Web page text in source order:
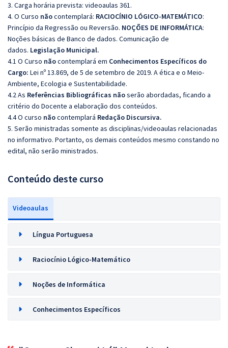
3. Carga horária prevista: videoaulas 361.
4. O Curso nãocontemplará: RACIOCÍNIO LÓGICO-MATEMÁTICO:
Princípio da Regressão ou Reversão. NOÇÕES DE INFORMÁTICA:
Noções básicas de Banco de dados. Comunicação de
dados. Legislação Municipal.
4.1 O Curso nãocontemplará em Conhecimentos Específicos do
Cargo: Lei nº 13.869, de 5 de setembro de 2019. A ética e o Meio-
Ambiente, Ecologia e Sustentabilidade.
4.2 As Referências Bibliográficas nãoserão abordadas, ficando a
critério do Docente a elaboração dos conteúdos.
4.4 O curso nãocontemplará Redação Discursiva.
5. Serão ministradas somente as disciplinas/videoaulas relacionadas
no informativo. Portanto, os demais conteúdos mesmo constando no
edital, não serão ministrados.
Conteúdo deste curso
Videoaulas
Língua Portuguesa
Raciocínio Lógico-Matemático
Noções de Informática
Conhecimentos Específicos